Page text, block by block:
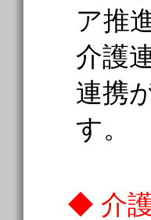
ア推
介護
連携
す。
◆ 介